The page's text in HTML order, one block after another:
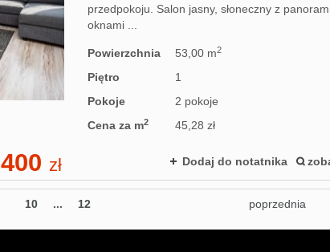
przedpokoju. Salon jasny, słoneczny z
oknami ...
Powierzchnia 53,00 m2
Piętro
1
Pokoje
2 pokoje
Cena za m2 45,28 zł
zł Dodaj do notatnika
10 ... 12 poprzednia